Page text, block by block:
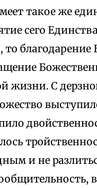
такое же
сего
то
жизни. С
и не